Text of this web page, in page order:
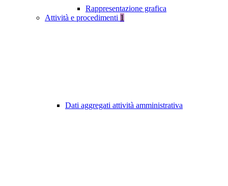
Rappresentazione grafica
Attività e procedimenti 1
Dati aggregati attività amministrativa